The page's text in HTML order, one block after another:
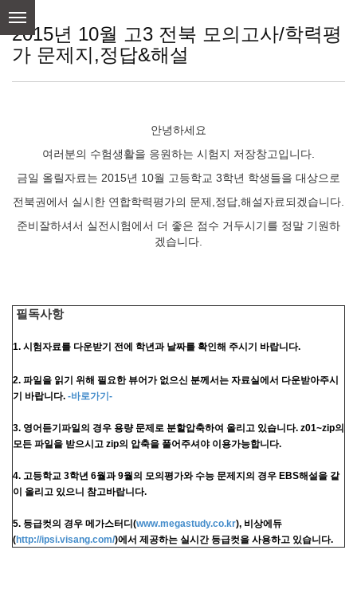
content
2015년 10월 고3 전북 모의고사/학력평
가 문제지,정답&해설
안녕하세요
여러분의 수험생활을 응원하는 시험지 저장창고입니다.
금일 올릴자료는 2015년 10월 고등학교 3학년 학생들을 대상으로
전북권에서 실시한 연합학력평가의 문제,정답,해설자료되겠습니다.
준비잘하셔서 실전시험에서 더 좋은 점수 거두시기를 정말 기원하
겠습니다.
필독사항
1. 시험자료를 다운받기 전에 학년과 날짜를 확인해 주시기 바랍니다.
2. 파일을 읽기 위해 필요한 뷰어가 없으신 분께서는 자료실에서 다운받아주시
기 바랍니다. -바로가기-
3. 영어듣기파일의 경우 용량 문제로 분할압축하여 올리고 있습니다. z01~zip의
모든 파일을 받으시고 zip의 압축을 풀어주셔야 이용가능합니다.
4. 고등학교 3학년 6월과 9월의 모의평가와 수능 문제지의 경우 EBS해설을 같
이 올리고 있으니 참고바랍니다.
5. 등급컷의 경우 메가스터디(www.megastudy.co.kr), 비상에듀
(http://ipsi.visang.com/)에서 제공하는 실시간 등급컷을 사용하고 있습니다.